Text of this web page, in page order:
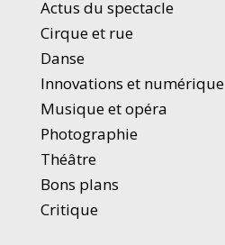
Actus du spectacle
Cirque et rue
Danse
Innovations et numérique
Musique et opéra
Photographie
Théâtre
Bons plans
Critique